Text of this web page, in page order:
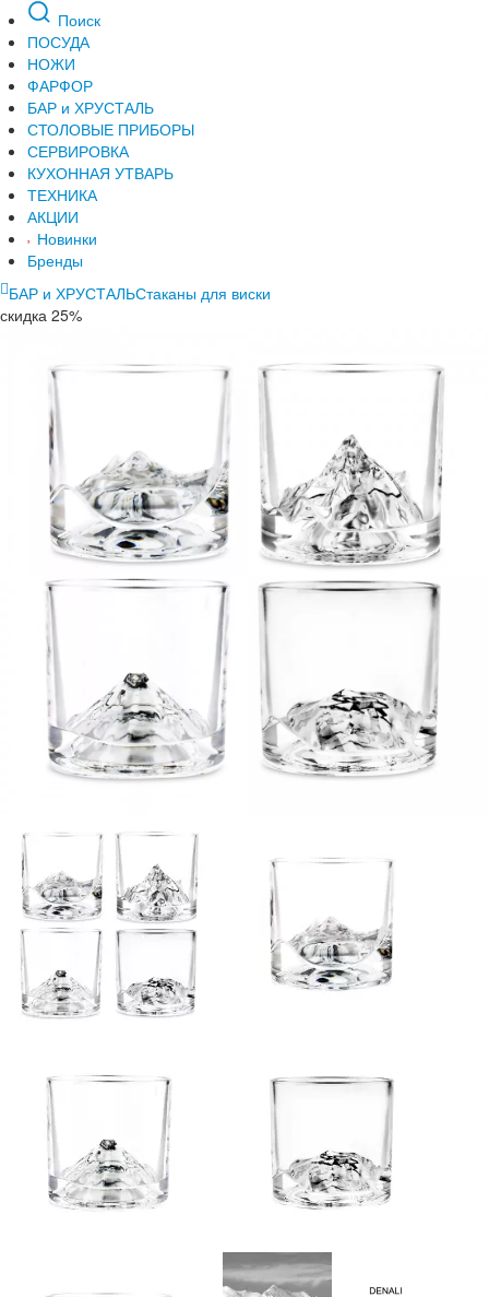
Поиск
ПОСУДА
НОЖИ
ФАРФОР
БАР и ХРУСТАЛЬ
СТОЛОВЫЕ ПРИБОРЫ
СЕРВИРОВКА
КУХОННАЯ УТВАРЬ
ТЕХНИКА
АКЦИИ
Новинки
Бренды
БАР и ХРУСТАЛЬСтаканы для виски
скидка 25%